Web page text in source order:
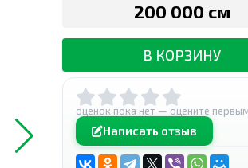
200 000 сӯм
В КОРЗИНУ
оценок пока нет — оцените
Написать отзыв